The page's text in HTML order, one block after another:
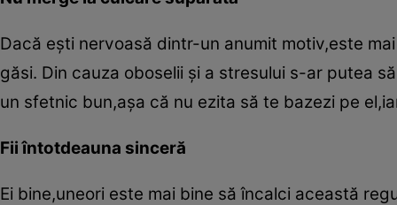
Dacă eşti nervoasă dintr-un anumit motiv,este
găsi. Din cauza oboselii şi a stresului s-ar putea
un sfetnic bun,aşa că nu ezita să te bazezi pe
Fii întotdeauna sinceră
Ei bine,uneori este mai bine să încalci această